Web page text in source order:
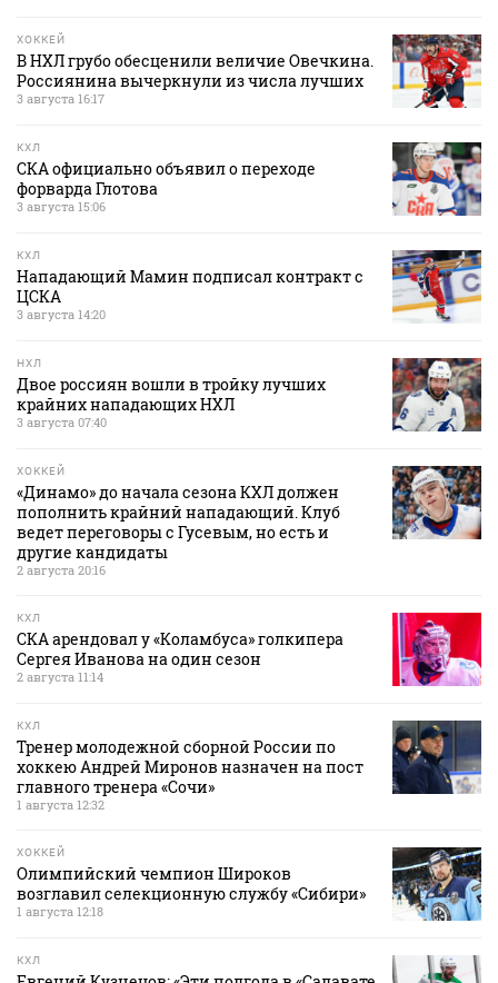
ХОККЕЙ
В НХЛ грубо обесценили величие Овечкина.
Россиянина вычеркнули из числа лучших
3 августа 16:17
КХЛ
СКА официально объявил о переходе
форварда Глотова
3 августа 15:06
КХЛ
Нападающий Мамин подписал контракт с
ЦСКА
3 августа 14:20
НХЛ
Двое россиян вошли в тройку лучших
крайних нападающих НХЛ
3 августа 07:40
ХОККЕЙ
«Динамо» до начала сезона КХЛ должен
пополнить крайний нападающий. Клуб
ведет переговоры с Гусевым, но есть и
другие кандидаты
2 августа 20:16
КХЛ
СКА арендовал у «Коламбуса» голкипера
Сергея Иванова на один сезон
2 августа 11:14
КХЛ
Тренер молодежной сборной России по
хоккею Андрей Миронов назначен на пост
главного тренера «Сочи»
1 августа 12:32
ХОККЕЙ
Олимпийский чемпион Широков
возглавил селекционную службу «Сибири»
1 августа 12:18
КХЛ